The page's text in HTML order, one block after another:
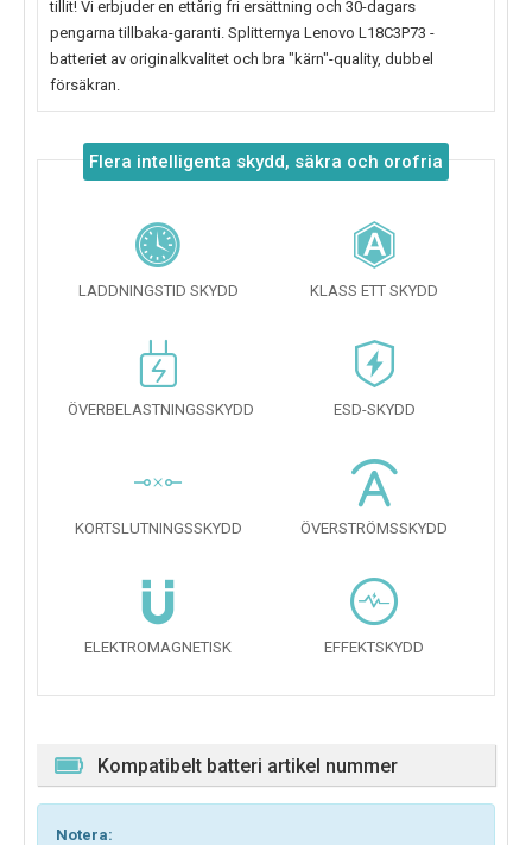
tillit! Vi erbjuder en ettårig fri ersättning och 30-dagars
pengarna tillbaka-garanti. Splitternya Lenovo L18C3P73 -
batteriet av originalkvalitet och bra "kärn"-quality, dubbel
försäkran.
Flera intelligenta skydd, säkra och orofria
LADDNINGSTID SKYDD KLASS ETT SKYDD
ÖVERBELASTNINGSSKYDD ESD-SKYDD
KORTSLUTNINGSSKYDD ÖVERSTRÖMSSKYDD
ELEKTROMAGNETISK EFFEKTSKYDD
Kompatibelt batteri artikel nummer
Notera: